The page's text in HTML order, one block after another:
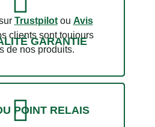
GARANTIE
Trustpilotou Avis
clients sont toujours
de nos produits.
POINT RELAIS